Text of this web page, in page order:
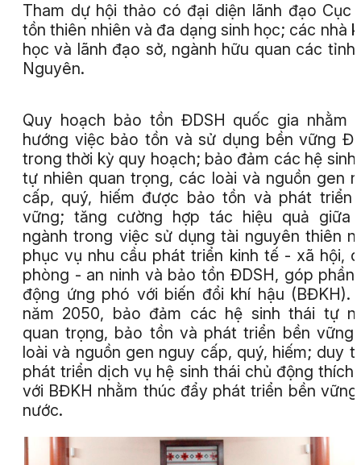
Tham dự hội thảo có đại diện lãnh đạo Cục
tồn thiên nhiên và đa dạng sinh học; các nhà
học và lãnh đạo sở, ngành hữu quan các tỉnh
Nguyên.
Quy hoạch bảo tồn ĐDSH quốc gia nhằm
hướng việc bảo tồn và sử dụng bền vững
trong thời kỳ quy hoạch; bảo đảm các hệ sinh
tự nhiên quan trọng, các loài và nguồn gen
cấp, quý, hiếm được bảo tồn và phát triển
vững; tăng cường hợp tác hiệu quả giữa
ngành trong việc sử dụng tài nguyên thiên
phục vụ nhu cầu phát triển kinh tế - xã hội,
phòng - an ninh và bảo tồn ĐDSH, góp phần
động ứng phó với biến đổi khí hậu (BĐKH).
năm 2050, bảo đảm các hệ sinh thái tự
quan trọng, bảo tồn và phát triển bền vững
loài và nguồn gen nguy cấp, quý, hiếm; duy
phát triển dịch vụ hệ sinh thái chủ động thích
với BĐKH nhằm thúc đẩy phát triển bền
nước.